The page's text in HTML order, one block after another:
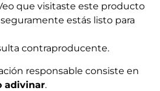
que visitaste este producto
estás listo para
contraproducente.
responsable consiste en
adivinar.